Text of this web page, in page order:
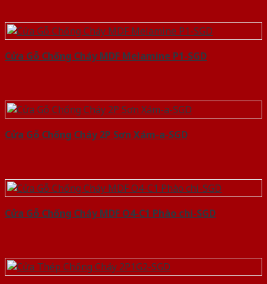
Cửa Gỗ Chống Cháy MDF Melamine P1-SGD
Cửa Gỗ Chống Cháy 2P Sơn Xám-a-SGD
Cửa Gỗ Chống Cháy MDF O4-C1 Phào chi-SGD